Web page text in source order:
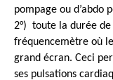
pompage ou d’abdo
2°) toute la durée
fréquencemètre où
grand écran. Ceci
ses pulsations